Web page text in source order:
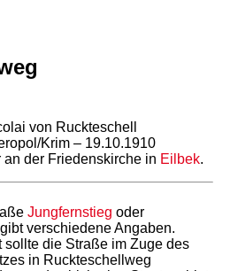
von Ruckteschell
Krim – 19.10.1910
an der Friedenskirche in Eilbek.
Jungfernstieg oder
verschiedene Angaben.
sollte die Straße im Zuge des
in Ruckteschellweg